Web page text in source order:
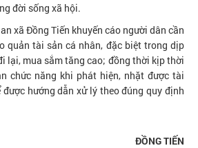
đời sống xã hội.
xã Đồng Tiến khuyến cáo người dân cần
quản tài sản cá nhân, đặc biệt trong dịp
lại, mua sắm tăng cao; đồng thời kịp thời
chức năng khi phát hiện, nhặt được tài
hướng dẫn xử lý theo đúng quy định
ĐỒNG TIẾN